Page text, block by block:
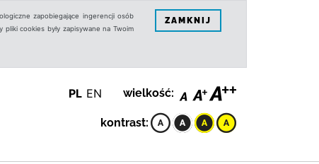
zapobiegające ingerencji osób
cookies były zapisywane na Twoim
ZAMKNIJ
PL EN wielkość:
kontrast: